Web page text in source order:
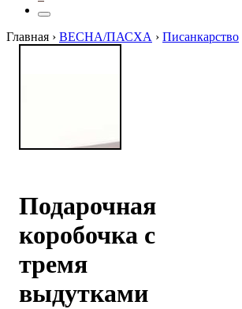
Главная › ВЕСНА/ПАСХА › Писанкарство
Подарочная
коробочка с
тремя
выдутками